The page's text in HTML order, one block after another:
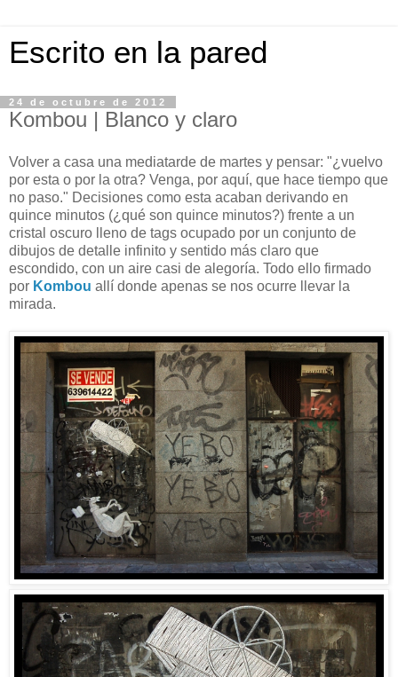
Escrito en la pared
24 de octubre de 2012
Kombou | Blanco y claro
Volver a casa una mediatarde de martes y pensar: "¿vuelvo
por esta o por la otra? Venga, por aquí, que hace tiempo que
no paso." Decisiones como esta acaban derivando en
quince minutos (¿qué son quince minutos?) frente a un
cristal oscuro lleno de tags ocupado por un conjunto de
dibujos de detalle infinito y sentido más claro que
escondido, con un aire casi de alegoría. Todo ello firmado
por Kombou allí donde apenas se nos ocurre llevar la
mirada.